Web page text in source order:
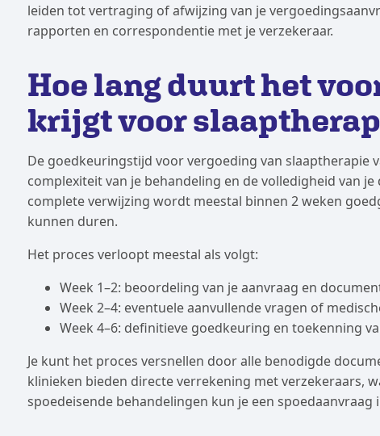
leiden tot vertraging of afwijzing van je
rapporten en correspondentie met je verzekeraar.
Hoe lang duurt het
krijgt voor
De goedkeuringstijd voor vergoeding van slaaptherapie
complexiteit van je behandeling en de volledigheid van
complete verwijzing wordt meestal binnen 2 weken
kunnen duren.
Het proces verloopt meestal als volgt:
Week 1–2: beoordeling van je aanvraag en
Week 2–4: eventuele aanvullende vragen of
Week 4–6: definitieve goedkeuring en toekenning
Je kunt het proces versnellen door alle benodigde
klinieken bieden directe verrekening met verzekeraars,
spoedeisende behandelingen kun je een spoedaanvraag